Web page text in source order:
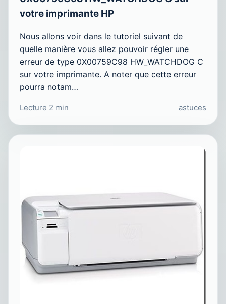
votre imprimante HP
Nous allons voir dans le tutoriel suivant de
quelle manière vous allez pouvoir régler une
erreur de type 0X00759C98 HW_WATCHDOG C
sur votre imprimante. A noter que cette erreur
pourra notam…
Lecture 2 min astuces